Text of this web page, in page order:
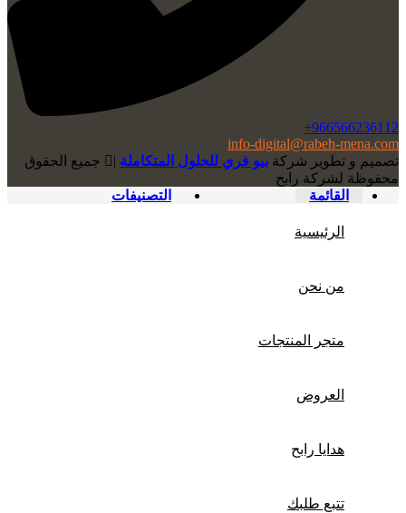
966566236112+
info-digital@rabeh-mena.com
تصميم و تطوير شركة بيو فري للحلول المتكاملة |
ﺟﻤﻴﻊ اﻟﺤﻘﻮق
ﻣﺤﻔﻮﻇﺔ لشرﻛﺔ رابح
القائمة
التصنيفات
الرئيسية
من نحن
متجر المنتجات
العروض
هدايا رابح
تتبع طلبك